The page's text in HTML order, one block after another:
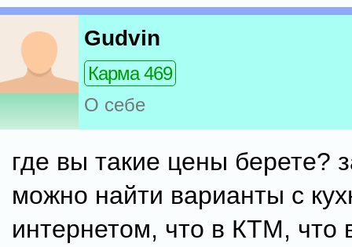
Gudvin
Карма 469
О себе
где вы такие цены берете?
можно найти варианты с
интернетом, что в КТМ, что